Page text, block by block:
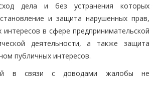
дела и без устранения которых
и защита нарушенных прав,
интересов в сфере предпринимательской
деятельности, а также защита
публичных интересов.
в связи с доводами жалобы не